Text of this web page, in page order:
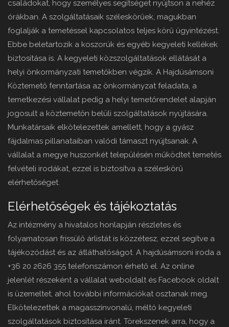
családokat, hogy személyes segítséget nyújtson a nehéz
órákban. A szolgáltatásaik széleskörűek, magukban
foglalják a temetéssel kapcsolatos teljes körű ügyintézést.
Ebbe beletartozik a koszorúk és egyéb kegyeleti kellékek
biztosítása is. A kegyeleti közszolgáltatások ellátását a
helyi önkormányzati temetőkben végzik. A Hajdúsámsoni
Köztemető fenntartása az önkormányzat feladata, a
temetkezési vállalat pedig a helyi temetőrendelet alapján
jogosult a köztemetőn belüli szolgáltatások nyújtására.
Munkatársaik elkötelezettek amellett, hogy a gyász
fájdalmas pillanataiban valódi támaszt nyújtsanak. A
vállalat a megye huszonkét településén működtet temetés
felvételi irodákat, ezzel is biztosítva a széleskörű
elérhetőséget.
Elérhetőségek és tájékoztatás
Az intézmény a hivatalos honlapján részletes és
folyamatosan frissülő árlistát is közzétesz, ezzel segítve a
tájékozódást és az átláthatóságot. A hajdúsámsoni iroda a
+36 20 2626 355 telefonszámon érhető el. Az online
jelenlét részeként a vállalat weboldalt és Facebook oldalt
is üzemeltet, ahol további információkat osztanak meg.
Elkötelezettek a magasszínvonalú, méltó kegyeleti
szolgáltatások biztosítása iránt. Törekszenek arra, hogy a